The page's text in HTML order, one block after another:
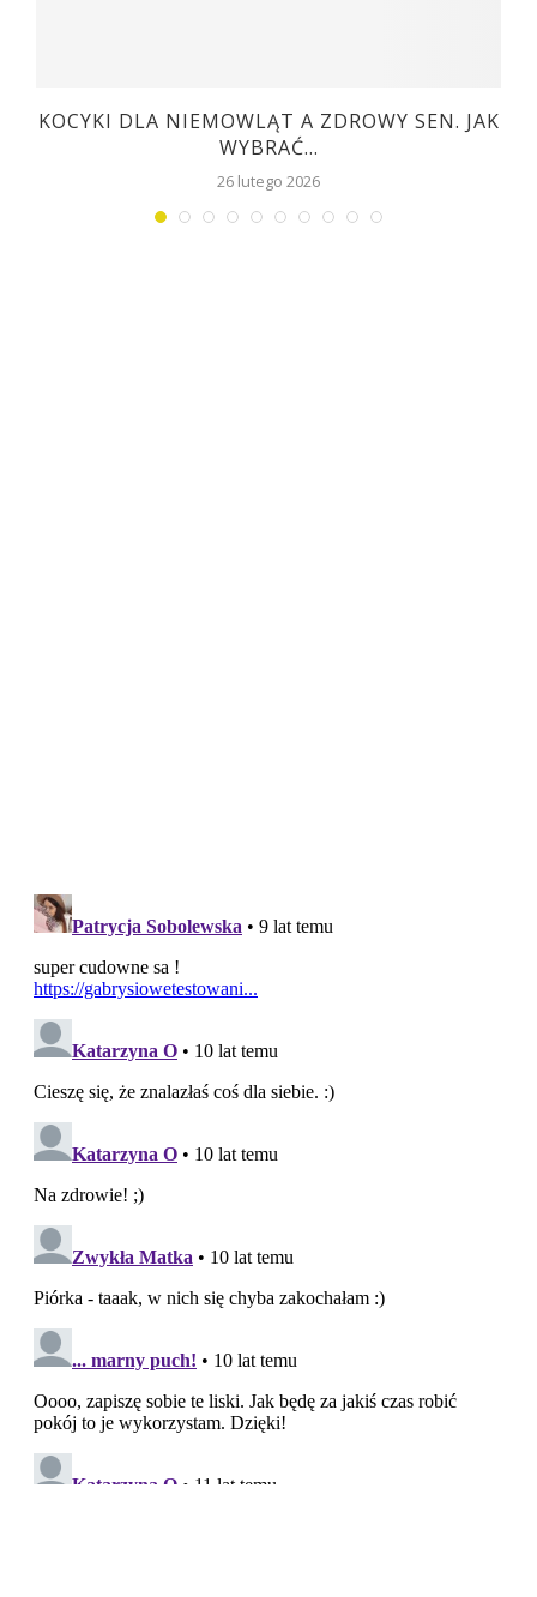
KOCYKI DLA NIEMOWLĄT A ZDROWY SEN. JAK
WYBRAĆ...
26 lutego 2026